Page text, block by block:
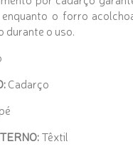
o forro
durante o uso.
Cadarço
Têxtil